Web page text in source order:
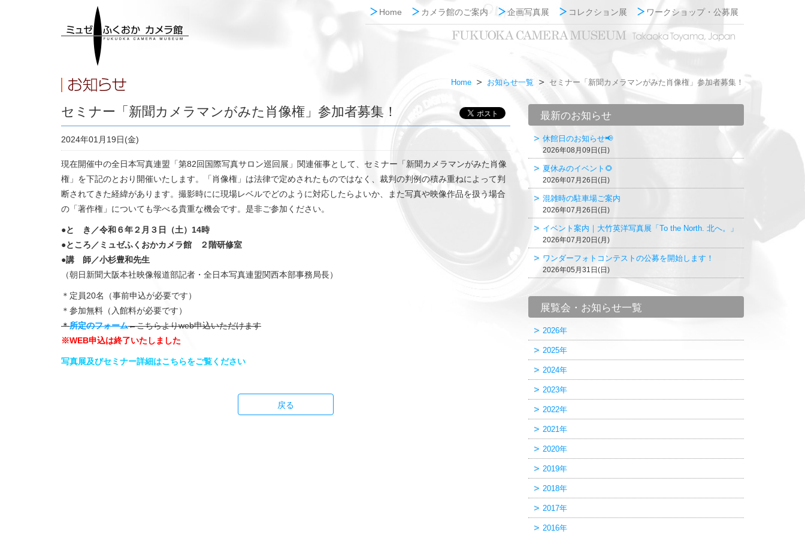
Home カメラ館のご案内 企画写真展 コレクション展 ワークショップ・公募展
Home お知らせ一覧 セミナー「新聞カメラマンがみた肖像権」参加者募集！
セミナー「新聞カメラマンがみた肖像権」参加者募集！
2024年01月19日(金)
現在開催中の全日本写真連盟「第82回国際写真サロン巡回展」関連催事として、セミナー「新聞カメラマンがみた肖像
権」を下記のとおり開催いたします。「肖像権」は法律で定めされたものではなく、裁判の判例の積み重ねによって判
断されてきた経緯があります。撮影時にに現場レベルでどのように対応したらよいか、また写真や映像作品を扱う場合
の「著作権」についても学べる貴重な機会です。是非ご参加ください。
●と き／令和６年２月３日（土）14時
●ところ／ミュゼふくおかカメラ館 ２階研修室
●講 師／小杉豊和先生
（朝日新聞大阪本社映像報道部記者・全日本写真連盟関西本部事務局長）
＊定員20名（事前申込が必要です）
＊参加無料（入館料が必要です）
＊所定のフォーム←こちらよりweb申込いただけます
※WEB申込は終了いたしました
写真展及びセミナー詳細はこちらをご覧ください
戻る
最新のお知らせ
休館日のお知らせ📢
2026年08月09日(日)
夏休みのイベント🌻
2026年07月26日(日)
混雑時の駐車場ご案内
2026年07月26日(日)
イベント案内｜大竹英洋写真展「To the North. 北へ。」
2026年07月20日(月)
ワンダーフォトコンテストの公募を開始します！
2026年05月31日(日)
展覧会・お知らせ一覧
2026年
2025年
2024年
2023年
2022年
2021年
2020年
2019年
2018年
2017年
2016年